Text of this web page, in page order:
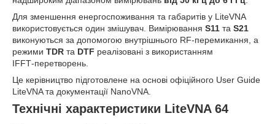
Для зменшення енергоспоживання та габаритів у LiteVNA
використовується один змішувач. Вимірювання S11 та S21
виконуються за допомогою внутрішнього RF‑перемикання, а
режими TDR та DTF реалізовані з використанням
IFFT‑перетворень.
Це керівництво підготовлене на основі офіційного User Guide
LiteVNA та документації NanoVNA.
Технічні характеристики LiteVNA 64